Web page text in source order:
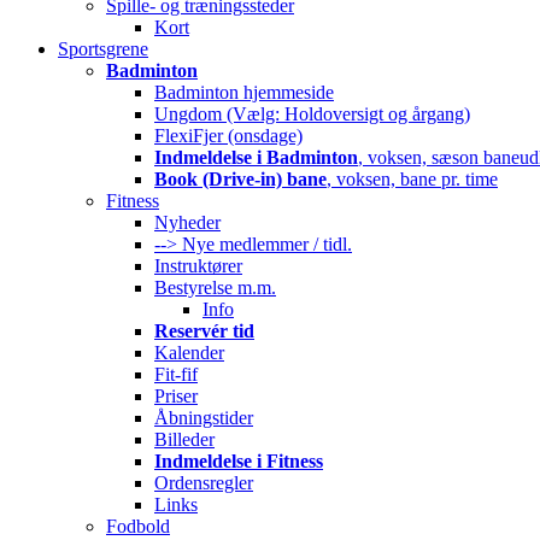
Spille- og træningssteder
Kort
Sportsgrene
Badminton
Badminton hjemmeside
Ungdom (Vælg: Holdoversigt og årgang)
FlexiFjer (onsdage)
Indmeldelse i Badminton, voksen, sæson
Book (Drive-in) bane, voksen, bane pr. time
Fitness
Nyheder
--> Nye medlemmer / tidl.
Instruktører
Bestyrelse m.m.
Info
Reservér tid
Kalender
Fit-fif
Priser
Åbningstider
Billeder
Indmeldelse i Fitness
Ordensregler
Links
Fodbold